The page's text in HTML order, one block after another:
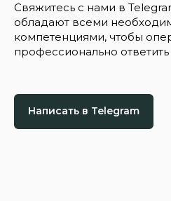
Свяжитесь с нами в
обладают всеми
компетенциями, чтобы
профессионально
Написать в Telegram